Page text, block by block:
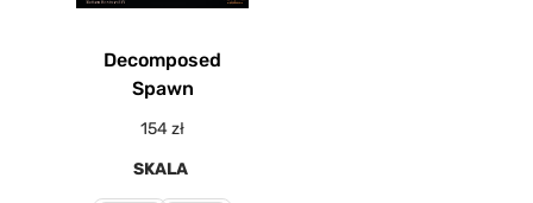
Decomposed
Spawn
154zł
SKALA